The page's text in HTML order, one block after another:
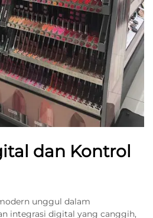
dan Kontrol
unggul dalam
integrasi digital yang canggih,